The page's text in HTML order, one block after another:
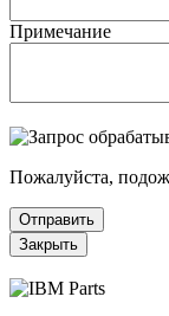
Примечание
Пожалуйста,
Отправить
Закрыть